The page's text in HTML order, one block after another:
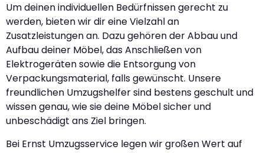
Um deinen individuellen Bedürfnissen gerecht zu
werden, bieten wir dir eine Vielzahl an
Zusatzleistungen an. Dazu gehören der Abbau und
Aufbau deiner Möbel, das Anschließen von
Elektrogeräten sowie die Entsorgung von
Verpackungsmaterial, falls gewünscht. Unsere
freundlichen Umzugshelfer sind bestens geschult und
wissen genau, wie sie deine Möbel sicher und
unbeschädigt ans Ziel bringen.
Bei Ernst Umzugsservice legen wir großen Wert auf